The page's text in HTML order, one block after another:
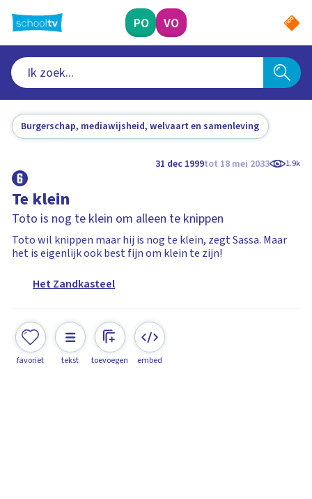
naar
hoofdinhoud
PO VO
Burgerschap, mediawijsheid, welvaart en samenleving
31 dec 1999tot 18 mei 2033 1.9k
Te klein
Toto is nog te klein om alleen te knippen
Toto wil knippen maar hij is nog te klein, zegt Sassa. Maar
het is eigenlijk ook best fijn om klein te zijn!
Het Zandkasteel
favoriet tekst toevoegen embed